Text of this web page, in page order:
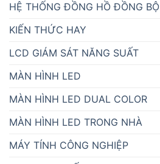
HỆ THỐNG ĐỒNG HỒ ĐỒNG BỘ
KIẾN THỨC HAY
LCD GIÁM SÁT NĂNG SUẤT
MÀN HÌNH LED
MÀN HÌNH LED DUAL COLOR
MÀN HÌNH LED TRONG NHÀ
MÁY TÍNH CÔNG NGHIỆP